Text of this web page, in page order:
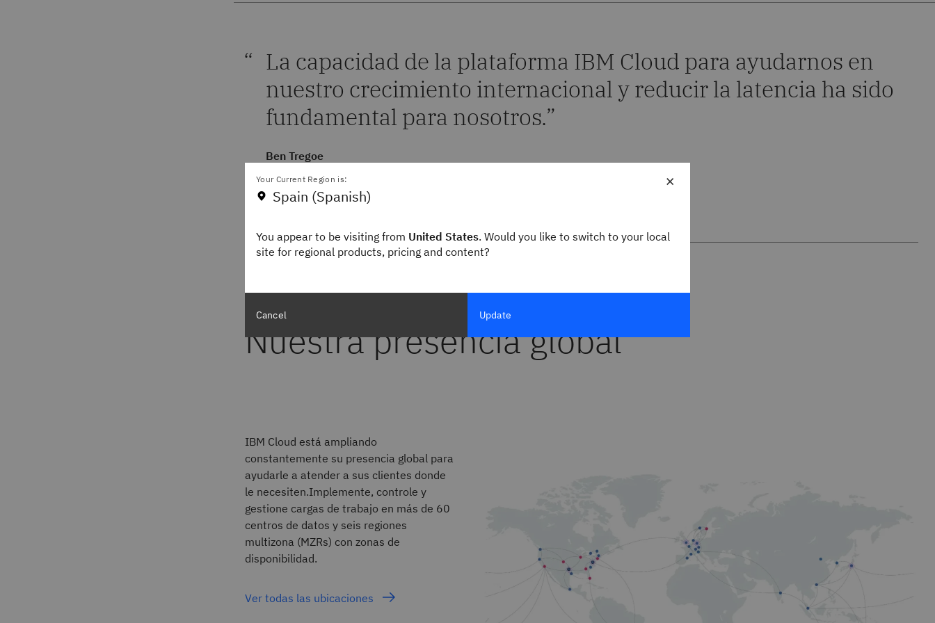
La capacidad de la plataforma IBM Cloud para ayudarnos en
nuestro crecimiento internacional y reducir la latencia ha sido
fundamental para nosotros.
Ben Tregoe
Nanigans
IBM Cloud está ampliando
constantemente su presencia global para
ayudarle a atender a sus clientes donde
le necesiten.Implemente, controle y
gestione cargas de trabajo en más de 60
centros de datos y seis regiones
multizona (MZRs) con zonas de
disponibilidad.
Ver todas las ubicaciones
×
Your Current Region is:
Spain (Spanish)
You appear to be visiting from United States. Would you like to switch to your local
site for regional products, pricing and content?
Cancel Update